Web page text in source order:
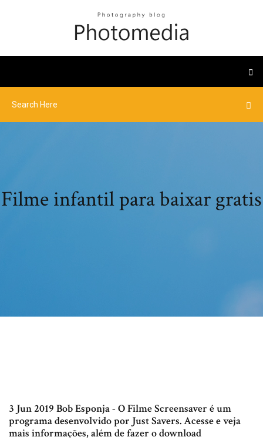
Filme infantil para baixar gratis
3 Jun 2019 Bob Esponja - O Filme Screensaver é um
programa desenvolvido por Just Savers. Acesse e veja
mais informações, além de fazer o download